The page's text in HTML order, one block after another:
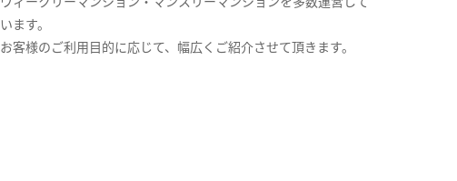
います。
お客様のご利用目的に応じて、幅広くご紹介させて頂きます。